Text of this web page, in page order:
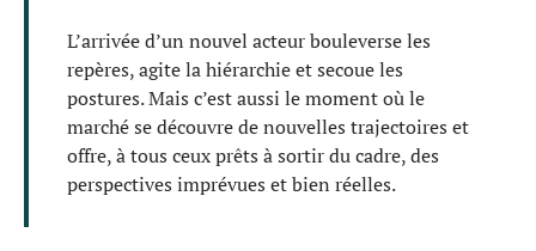
L’arrivée d’un nouvel acteur bouleverse les
repères, agite la hiérarchie et secoue les
postures. Mais c’est aussi le moment où le
marché se découvre de nouvelles trajectoires et
offre, à tous ceux prêts à sortir du cadre, des
perspectives imprévues et bien réelles.